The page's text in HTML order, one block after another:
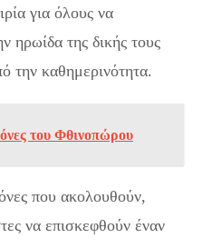
για όλους να
ηρωίδα της δικής τους
την καθημερινότητα.
του Φθινοπώρου
που ακολουθούν,
να επισκεφθούν έναν